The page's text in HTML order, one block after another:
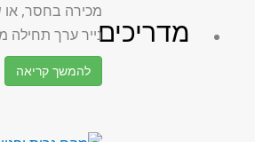
מדריכים
מכירה בחסר, או
נייר ערך תחילה
להמשך קריאה